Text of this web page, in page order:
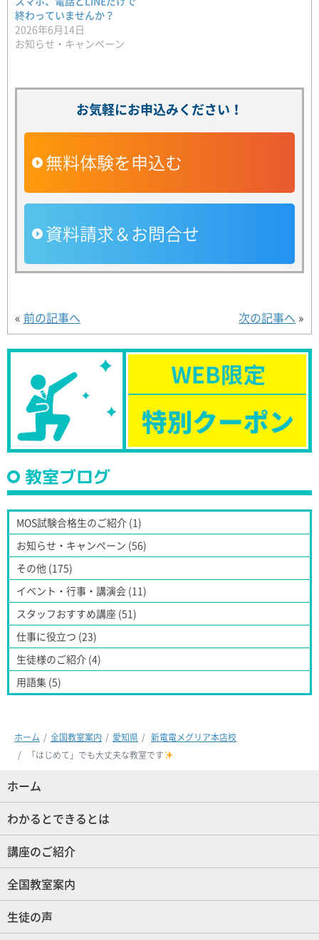
終わっていませんか？
2026年6月14日
お知らせ・キャンペーン
お気軽にお申込みください！
無料体験を申込む
資料請求＆お問合せ
« 前の記事へ 次の記事へ »
教室ブログ
MOS試験合格生のご紹介 (1)
お知らせ・キャンペーン (56)
その他 (175)
イベント・行事・講演会 (11)
スタッフおすすめ講座 (51)
仕事に役立つ (23)
生徒様のご紹介 (4)
用語集 (5)
ホーム 全国教室案内 愛知県
新電電メグリア本店校
「はじめて」でも大丈夫な教室です
ホーム
わかるとできるとは
講座のご紹介
全国教室案内
生徒の声